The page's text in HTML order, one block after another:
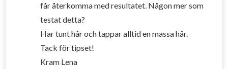
får återkomma med resultatet. Någon mer som
testat detta?
Har tunt hår och tappar alltid en massa hår.
Tack för tipset!
Kram Lena